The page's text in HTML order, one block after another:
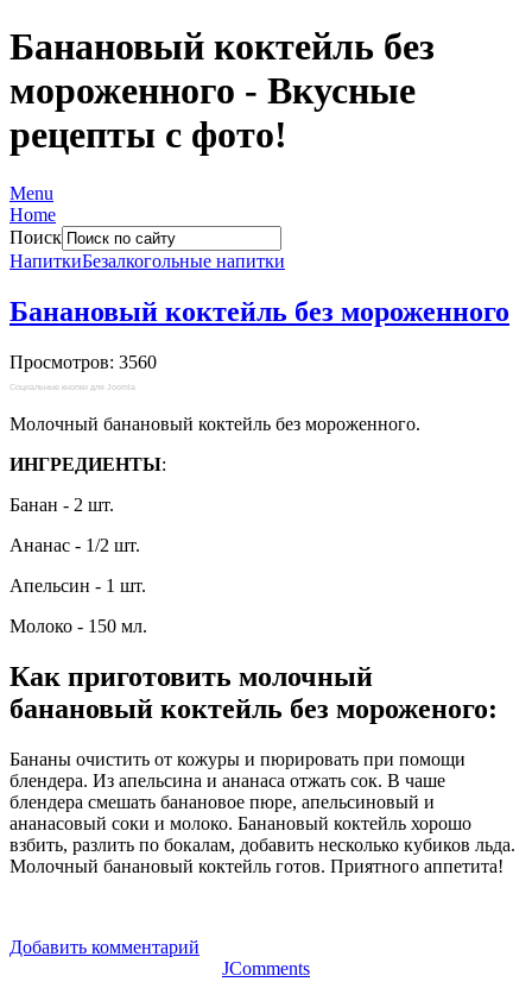
Банановый коктейль без
мороженного - Вкусные
рецепты с фото!
Menu
Home
Поиск
НапиткиБезалкогольные напитки
Банановый коктейль без мороженного
Просмотров: 3560
Социальные кнопки для Joomla
Молочный банановый коктейль без мороженного.
ИНГРЕДИЕНТЫ:
Банан - 2 шт.
Ананас - 1/2 шт.
Апельсин - 1 шт.
Молоко - 150 мл.
Как приготовить молочный
банановый коктейль без мороженого:
Бананы очистить от кожуры и пюрировать при помощи
блендера. Из апельсина и ананаса отжать сок. В чаше
блендера смешать банановое пюре, апельсиновый и
ананасовый соки и молоко. Банановый коктейль хорошо
взбить, разлить по бокалам, добавить несколько кубиков льда.
Молочный банановый коктейль готов. Приятного аппетита!
Добавить комментарий
JComments